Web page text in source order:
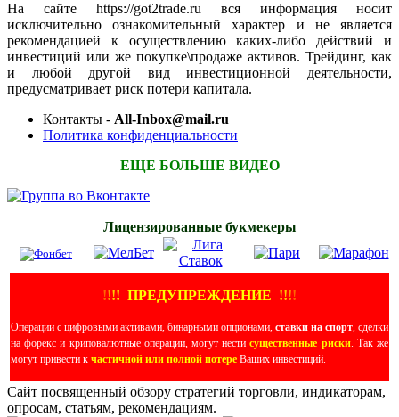
На сайте https://got2trade.ru вся информация носит
исключительно ознакомительный характер и не является
рекомендацией к осуществлению каких-либо действий и
инвестиций или же покупке\продаже активов. Трейдинг, как
и любой другой вид инвестиционной деятельности,
предусматривает риск потери капитала.
Контакты - All-Inbox@mail.ru
Политика конфиденциальности
ЕЩЕ БОЛЬШЕ ВИДЕО
Лицензированные букмекеры
!!!! ПРЕДУПРЕЖДЕНИЕ !!!!
Операции с цифровыми активами, бинарными опционами, ставки на спорт, сделки
на форекс и криповалютные операции, могут нестисущественные риски. Так же
могут привести к частичной или полной потере Ваших инвестиций.
Сайт посвященный обзору стратегий торговли, индикаторам,
опросам, статьям, рекомендациям.